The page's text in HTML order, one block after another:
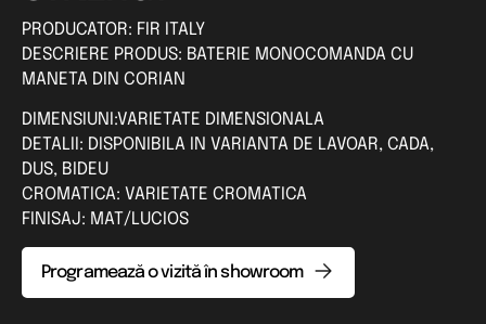
PRODUCATOR: FIR ITALY
DESCRIERE PRODUS: BATERIE MONOCOMANDA CU
MANETA DIN CORIAN
DIMENSIUNI:VARIETATE DIMENSIONALA
DETALII: DISPONIBILA IN VARIANTA DE LAVOAR, CADA,
DUS, BIDEU
CROMATICA: VARIETATE CROMATICA
FINISAJ: MAT/LUCIOS
Programează o vizită în showroom